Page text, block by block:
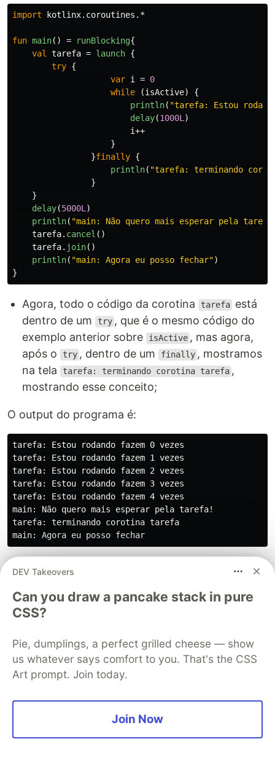
import kotlinx.coroutines.*
fun main() = runBlocking{
val tarefa = launch {
try {
var i = 0
while
(isActive)
{
println( "tarefa: Estou
delay(1000L)
i++
}
}finally {
println( "tarefa: terminando
}
}
delay(5000L)
println( "main: Não quero mais esperar pela
tarefa. cancel ()
tarefa. join()
println( "main: Agora eu posso fechar")
}
Agora, todo o código da corotina tarefa está
dentro de um
try , que é o mesmo código do
exemplo anterior sobre
isActive , mas agora,
após o
try , dentro de um finally , mostramos
na tela
tarefa: terminando corotina tarefa ,
mostrando esse conceito;
O output do programa é:
tarefa: Estou rodando fazem 0 vezes
tarefa: Estou rodando fazem 1 vezes
tarefa: Estou rodando fazem 2 vezes
tarefa: Estou rodando fazem 3 vezes
tarefa: Estou rodando fazem 4 vezes
main: Não quero mais esperar pela tarefa!
tarefa: terminando corotina tarefa
as linha 18 e 19 podem ser refatoradas em uma
a corotina e espera pelo seu fechamento. Com
isso, o nosso código ficará assim:
import kotlinx.coroutines.*
fun main() = runBlocking
try {
isActive) {
println("tarefa: Estou rodando fazem
DEV Takeovers
Can you draw a pancake stack in pure
CSS?
Pie, dumplings, a perfect grilled cheese — show
us whatever says comfort to you. That's the CSS
Art prompt. Join today.
Join Now